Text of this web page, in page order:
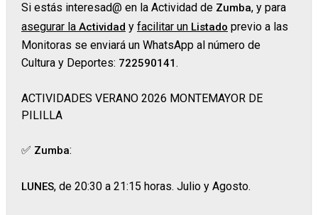
Si estás interesad@ en la Actividad de Zumba, y para
asegurar la Actividad y facilitar un Listado previo a las
Monitoras se enviará un WhatsApp al número de
Cultura y Deportes: 722590141.
ACTIVIDADES VERANO 2026 MONTEMAYOR DE
PILILLA
✅ Zumba:
LUNES, de 20:30 a 21:15 horas. Julio y Agosto.